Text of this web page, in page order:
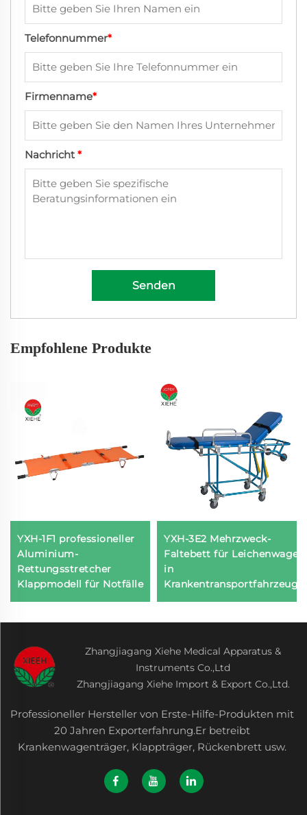
Telefonnummer*
Firmenname*
Nachricht *
Senden
Empfohlene Produkte
YXH-1F1 professioneller
Aluminium-
Rettungsstretcher
Klappmodell für Notfälle
YXH-3E2 Mehrzweck-
Faltebett für Leichenwagen
in
Zhangjiagang Xiehe Medical Apparatus &
Instruments Co.,Ltd
Zhangjiagang Xiehe Import & Export Co.,Ltd.
Professioneller Hersteller von Erste-Hilfe-Produkten mit
20 Jahren Exporterfahrung.Er betreibt
Krankenwagenträger, Klappträger, Rückenbrett usw.